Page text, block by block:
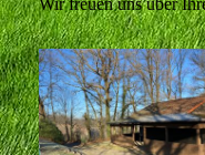
Wir freuen uns über